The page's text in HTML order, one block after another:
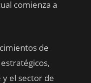
comienza a
de
y el sector de